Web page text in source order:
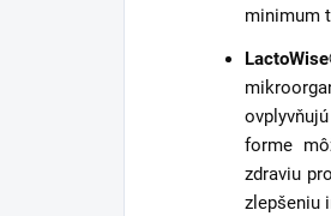
minimum
forme
zdraviu
zlepšeniu